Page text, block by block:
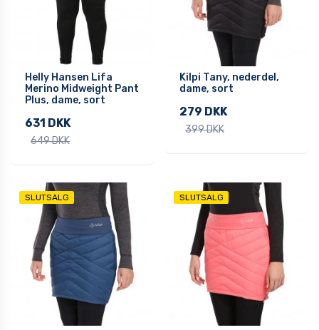
Helly Hansen Lifa
Merino Midweight Pant
Plus, dame, sort
631 DKK
649 DKK
Kilpi Tany, nederdel,
dame, sort
279 DKK
399 DKK
SLUTSALG SLUTSALG